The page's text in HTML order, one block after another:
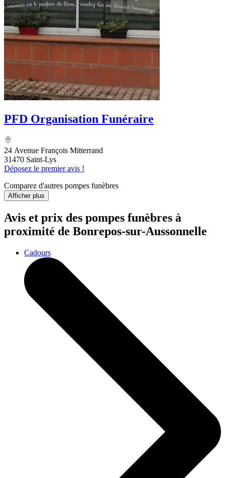
PFD Organisation Funéraire
24 Avenue François Mitterrand
31470 Saint-Lys
Déposez le premier avis !
Comparez d'autres pompes funèbres
Afficher plus
Avis et prix des pompes funèbres à
proximité de Bonrepos-sur-Aussonnelle
Cadours